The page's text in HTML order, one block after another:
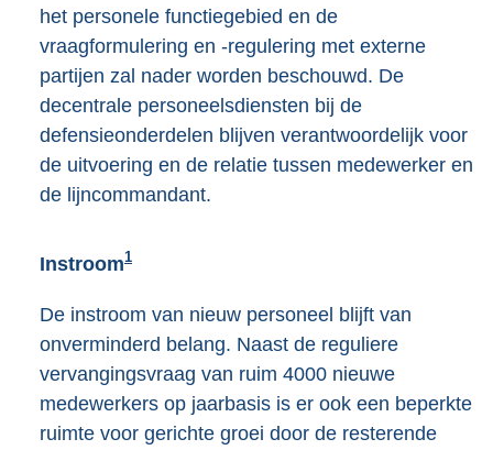
het personele functiegebied en de
vraagformulering en -regulering met externe
partijen zal nader worden beschouwd. De
decentrale personeelsdiensten bij de
defensieonderdelen blijven verantwoordelijk voor
de uitvoering en de relatie tussen medewerker en
de lijncommandant.
Instroom1
De instroom van nieuw personeel blijft van
onverminderd belang. Naast de reguliere
vervangingsvraag van ruim 4000 nieuwe
medewerkers op jaarbasis is er ook een beperkte
ruimte voor gerichte groei door de resterende